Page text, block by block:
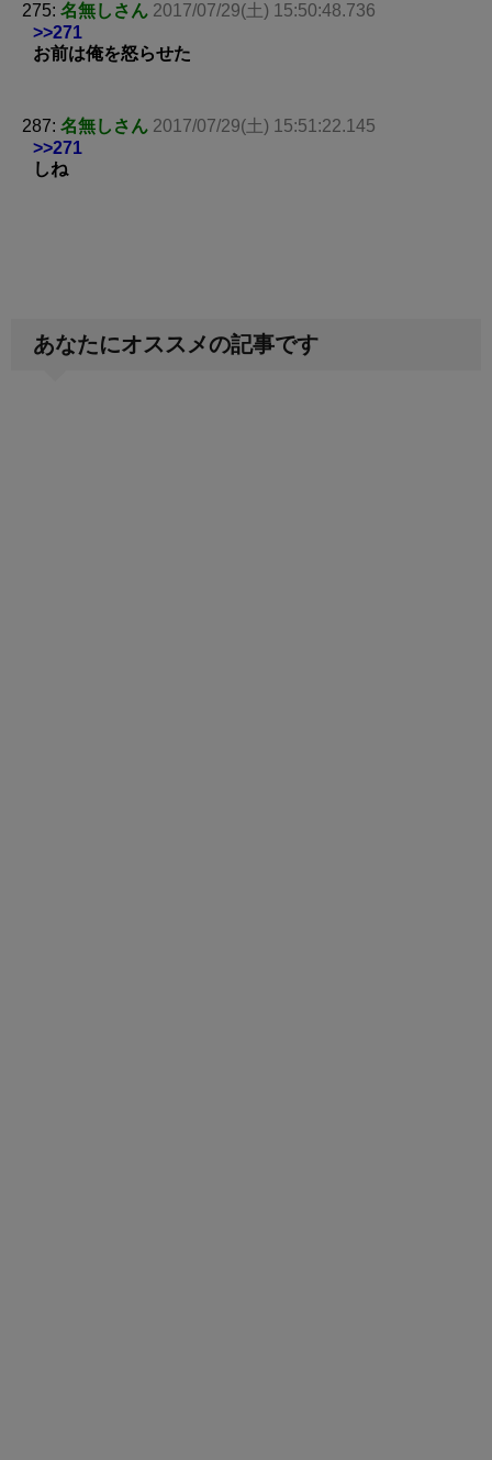
275: 名無しさん 2017/07/29(土) 15:50:48.736
>>271
お前は俺を怒らせた
287: 名無しさん 2017/07/29(土) 15:51:22.145
>>271
しね
あなたにオススメの記事です